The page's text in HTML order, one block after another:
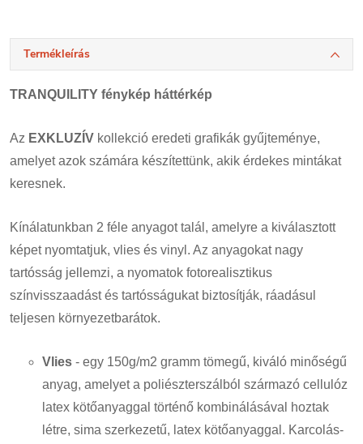
Termékleírás
TRANQUILITY fénykép háttérkép
Az EXKLUZÍV kollekció eredeti grafikák gyűjteménye,
amelyet azok számára készítettünk, akik érdekes mintákat
keresnek.
Kínálatunkban 2 féle anyagot talál, amelyre a kiválasztott
képet nyomtatjuk, vlies és vinyl. Az anyagokat nagy
tartósság jellemzi, a nyomatok fotorealisztikus
színvisszaadást és tartósságukat biztosítják, ráadásul
teljesen környezetbarátok.
Vlies - egy 150g/m2 gramm tömegű, kiváló minőségű
anyag, amelyet a poliészterszálból származó cellulóz
latex kötőanyaggal történő kombinálásával hoztak
létre, sima szerkezetű, latex kötőanyaggal. Karcolás-